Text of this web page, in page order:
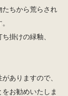
たちから荒らされ
掛けの緑釉、
ありますので、
お勧めいたしま